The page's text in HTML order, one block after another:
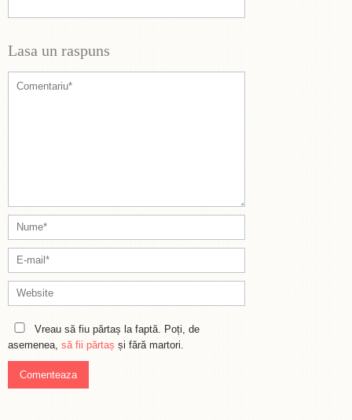
Lasa un raspuns
Vreau să fiu părtaș la faptă. Poți, de
asemenea, să fii părtaș și fără martori.